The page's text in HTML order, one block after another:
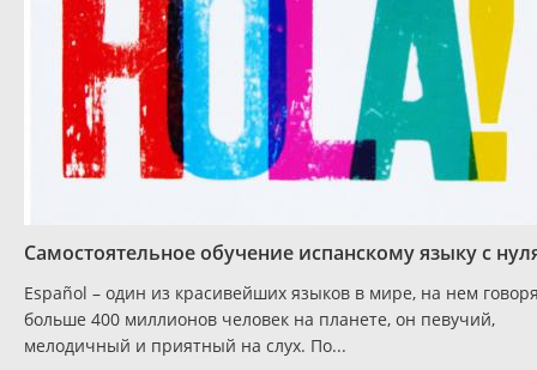
Самостоятельное обучение испанскому языку с
Español – один из красивейших языков в мире, на нем
больше 400 миллионов человек на планете, он певучий,
мелодичный и приятный на слух. По...